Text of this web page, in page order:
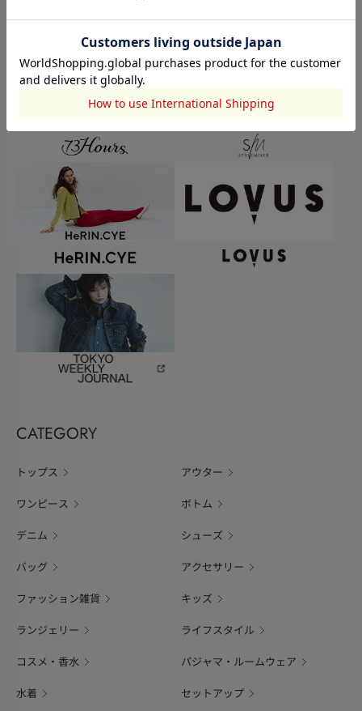
CATEGORY
トップス アウター
ワンピース ボトム
デニム シューズ
バッグ アクセサリー
ファッション雑貨 キッズ
ランジェリー ライフスタイル
コスメ・香水 パジャマ・ルームウェア
水着 セットアップ